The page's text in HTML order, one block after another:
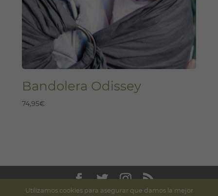
Bandolera Odissey
74,95€
Utilizamos cookies para asegurar que damos la mejor